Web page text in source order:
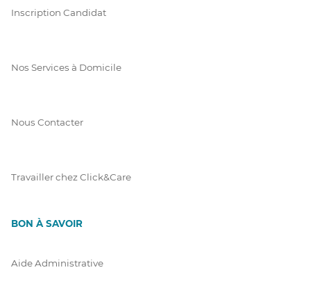
Inscription Candidat
Nos Services à Domicile
Nous Contacter
Travailler chez Click&Care
BON À SAVOIR
Aide Administrative